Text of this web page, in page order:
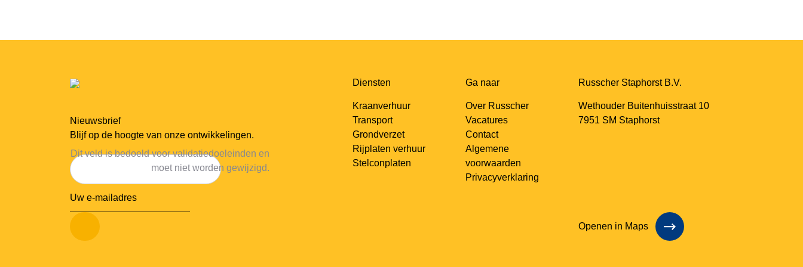
Nieuwsbrief
Blijf op de hoogte van onze ontwikkelingen.
Dit veld is bedoeld voor validatiedoeleinden en
moet niet worden gewijzigd.
Diensten
Kraanverhuur
Transport
Grondverzet
Rijplaten verhuur
Stelconplaten
Ga naar
Over Russcher
Vacatures
Contact
Algemene
voorwaarden
Privacyverklaring
Russcher Staphorst B.V.
Wethouder Buitenhuisstraat 10
7951 SM Staphorst
Openen in Maps